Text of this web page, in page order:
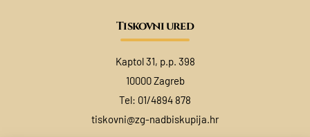
Tiskovni ured
Kaptol 31, p.p. 398
10000 Zagreb
Tel: 01/4894 878
tiskovni@zg-nadbiskupija.hr